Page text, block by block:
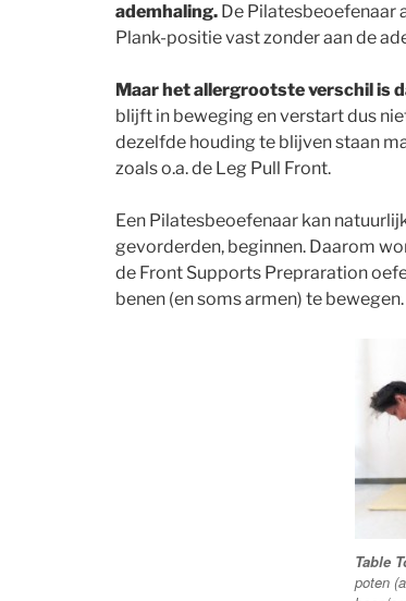
ademhaling. De Pilatesbeoefenaar
Plank-positie vast zonder aan de
Maar het allergrootste verschil is
blijft in beweging en verstart dus
dezelfde houding te blijven staan
zoals o.a. de Leg Pull Front.
Een Pilatesbeoefenaar kan
gevorderden, beginnen. Daarom
de Front Supports Prepraration
benen (en soms armen) te bewegen.
Table
poten